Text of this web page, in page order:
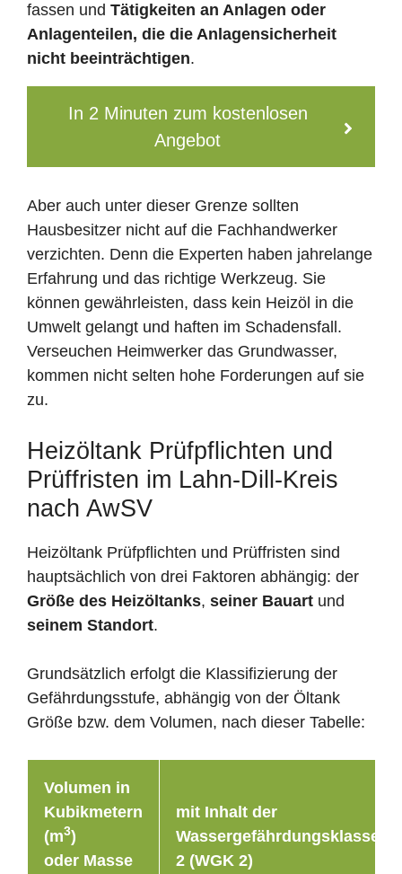
fassen und Tätigkeiten an Anlagen oder
Anlagenteilen, die die Anlagensicherheit
nicht beeinträchtigen.
In 2 Minuten zum kostenlosen
Angebot
Aber auch unter dieser Grenze sollten
Hausbesitzer nicht auf die Fachhandwerker
verzichten. Denn die Experten haben jahrelange
Erfahrung und das richtige Werkzeug. Sie
können gewährleisten, dass kein Heizöl in die
Umwelt gelangt und haften im Schadensfall.
Verseuchen Heimwerker das Grundwasser,
kommen nicht selten hohe Forderungen auf sie
zu.
Heizöltank Prüfpflichten und
Prüffristen im Lahn-Dill-Kreis
nach AwSV
Heizöltank Prüfpflichten und Prüffristen sind
hauptsächlich von drei Faktoren abhängig: der
Größe des Heizöltanks, seiner Bauart und
seinem Standort.
Grundsätzlich erfolgt die Klassifizierung der
Gefährdungsstufe, abhängig von der Öltank
Größe bzw. dem Volumen, nach dieser Tabelle:
Volumen in
Kubikmetern
(m3)
oder Masse
mit Inhalt der
Wassergefährdungsklasse
2 (WGK 2)